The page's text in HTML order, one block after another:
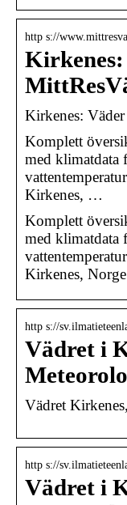
http s://
Kirkenes:
Komplett
med klimatdata
Kirkenes, …
Komplett
med klimatdata
Kirkenes, Norge
http s://
Vädret i
Vädret
http s://
Vädret i